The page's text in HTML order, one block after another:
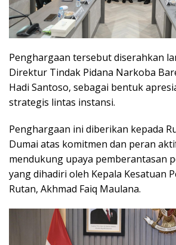
Penghargaan tersebut diserahkan
Direktur Tindak Pidana Narkoba
Hadi Santoso, sebagai bentuk
strategis lintas instansi.
Penghargaan ini diberikan kepada
Dumai atas komitmen dan peran
mendukung upaya pemberantasan
yang dihadiri oleh Kepala Kesatuan
Rutan, Akhmad Faiq Maulana.